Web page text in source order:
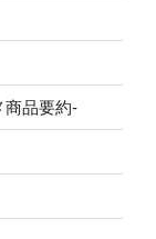
商品要約-